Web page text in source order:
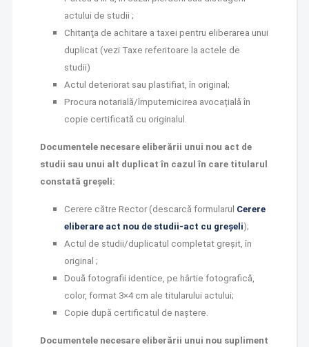
actului de studii ;
Chitanţa de achitare a taxei pentru eliberarea unui
duplicat (vezi Taxe referitoare la actele de
studii)
Actul deteriorat sau plastifiat, în original;
Procura notarială/împuternicirea avocațială în
copie certificată cu originalul.
Documentele necesare eliberării unui nou act de
studii sau unui alt duplicat în cazul în care titularul
constată greșeli:
Cerere către Rector (descarcă formularul Cerere
eliberare act nou de studii-act cu greșeli);
Actul de studii/duplicatul completat greșit, în
original ;
Două fotografii identice, pe hârtie fotografică,
color, format 3×4 cm ale titularului actului;
Copie după certificatul de naștere.
Documentele necesare eliberării unui nou supliment